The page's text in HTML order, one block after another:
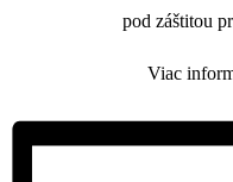
pod záštitou
Viac